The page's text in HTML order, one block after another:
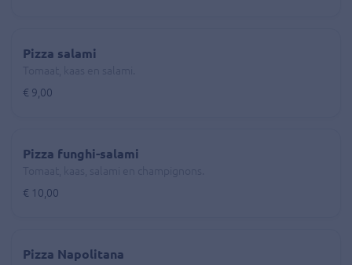
Pizza salami
€ 9,00
Pizza funghi-salami
€ 10,00
Pizza Napolitana